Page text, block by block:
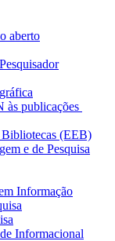
aberto
às publicações
Bibliotecas (EEB)
e de Pesquisa
Informação
Informacional